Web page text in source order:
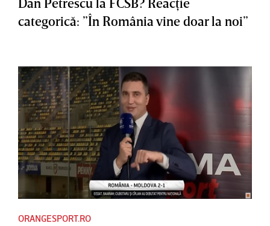
categorică: ”În România vine doar la noi”
ORANGESPORT.RO